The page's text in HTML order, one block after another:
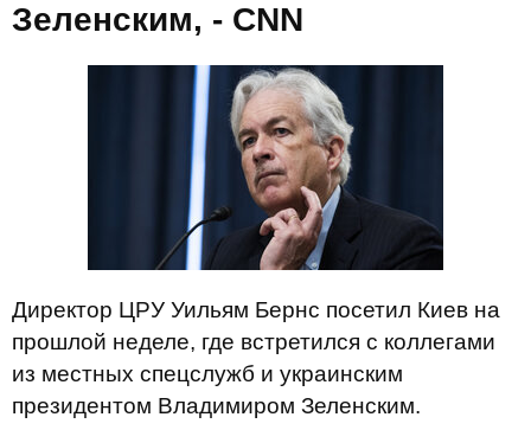
Зеленским, - CNN
Директор ЦРУ Уильям Бернс посетил Киев на
прошлой неделе, где встретился с коллегами
из местных спецслужб и украинским
президентом Владимиром Зеленским.